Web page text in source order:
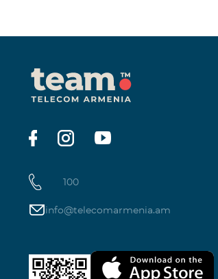
100
info@telecomarmenia.am